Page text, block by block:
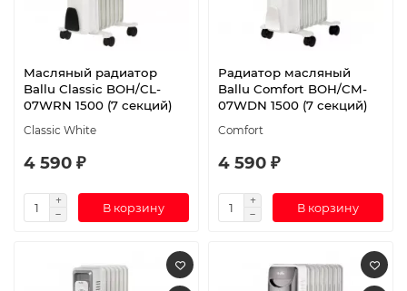
Масляный радиатор
Ballu Classic BOH/CL-
07WRN 1500 (7 секций)
Classic White
4 590 ₽
В корзину
Радиатор масляный
Ballu Comfort BOH/CM-
07WDN 1500 (7 секций)
Comfort
4 590 ₽
В корзину